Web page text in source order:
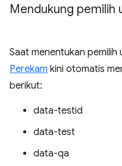
Mendukung
Saat menentukan pemilih
Perekam kini otomatis
berikut:
data-testid
data-test
data-qa